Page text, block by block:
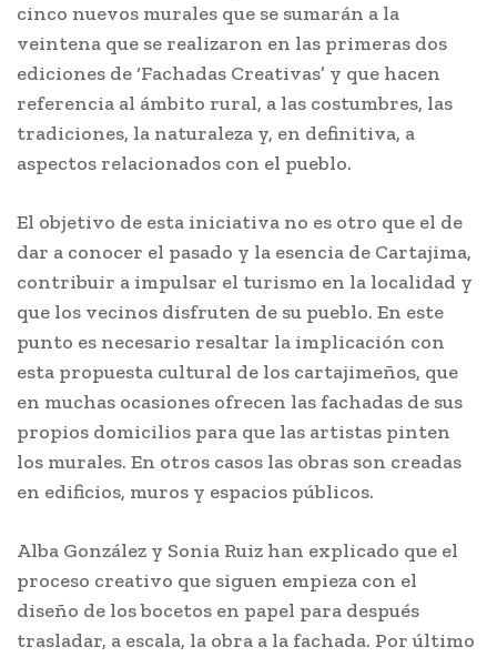
cinco nuevos murales que se sumarán a la
veintena que se realizaron en las primeras dos
ediciones de ‘Fachadas Creativas’ y que hacen
referencia al ámbito rural, a las costumbres, las
tradiciones, la naturaleza y, en definitiva, a
aspectos relacionados con el pueblo.
El objetivo de esta iniciativa no es otro que el de
dar a conocer el pasado y la esencia de Cartajima,
contribuir a impulsar el turismo en la localidad y
que los vecinos disfruten de su pueblo. En este
punto es necesario resaltar la implicación con
esta propuesta cultural de los cartajimeños, que
en muchas ocasiones ofrecen las fachadas de sus
propios domicilios para que las artistas pinten
los murales. En otros casos las obras son creadas
en edificios, muros y espacios públicos.
Alba González y Sonia Ruiz han explicado que el
proceso creativo que siguen empieza con el
diseño de los bocetos en papel para después
trasladar, a escala, la obra a la fachada. Por último